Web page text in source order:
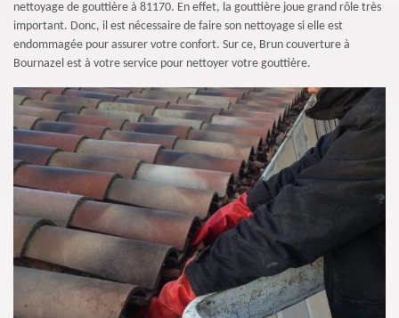
nettoyage de gouttière à 81170. En effet, la gouttière joue grand rôle très
important. Donc, il est nécessaire de faire son nettoyage si elle est
endommagée pour assurer votre confort. Sur ce, Brun couverture à
Bournazel est à votre service pour nettoyer votre gouttière.